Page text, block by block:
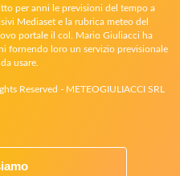
per anni le previsioni del tempo a
Mediaset e la rubrica meteo del
portale il col. Mario Giuliacci ha
fornendo loro un servizio previsionale
usare.
Reserved - METEOGIULIACCI SRL